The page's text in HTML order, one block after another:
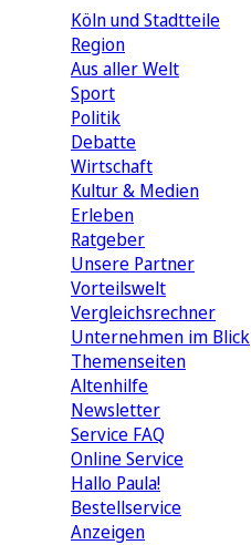
Köln und Stadtteile
Region
Aus aller Welt
Sport
Politik
Debatte
Wirtschaft
Kultur & Medien
Erleben
Ratgeber
Unsere Partner
Vorteilswelt
Vergleichsrechner
Unternehmen im Blick
Themenseiten
Altenhilfe
Newsletter
Service FAQ
Online Service
Hallo Paula!
Bestellservice
Anzeigen